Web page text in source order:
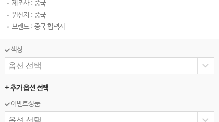
제조사 : 중국
원산지 : 중국
브랜드 : 중국 협력사
색상
+ 추가 옵션 선택
이벤트상품